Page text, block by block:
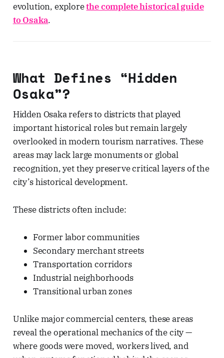
evolution, explorethe complete historical guide
to Osaka.
What Defines “Hidden
Osaka”?
Hidden Osaka refers to districts that played
important historical roles but remain largely
overlooked in modern tourism narratives. These
areas may lack large monuments or global
recognition, yet they preserve critical layers of the
city’s historical development.
These districts often include:
Former labor communities
Secondary merchant streets
Transportation corridors
Industrial neighborhoods
Transitional urban zones
Unlike major commercial centers, these areas
reveal the operational mechanics of the city —
where goods were moved, workers lived, and